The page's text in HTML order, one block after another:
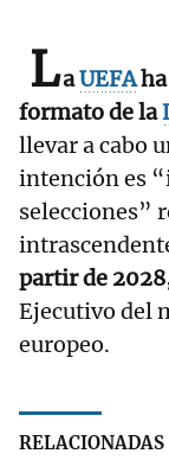
LaUEFAha
formato de la
llevar a cabo
intención es
selecciones”
partir de 2028
Ejecutivo del
europeo.
RELACIONADAS